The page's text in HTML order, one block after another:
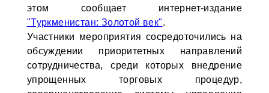
этом сообщает интернет-издание
"Туркменистан: Золотой век".
Участники мероприятия сосредоточились на
обсуждении приоритетных направлений
сотрудничества, среди которых внедрение
упрощенных торговых процедур,